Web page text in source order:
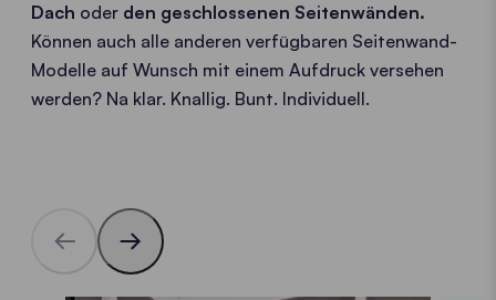
Dach oder den geschlossenen Seitenwänden.
Können auch alle anderen verfügbaren Seitenwand-
Modelle auf Wunsch mit einem Aufdruck versehen
werden? Na klar. Knallig. Bunt. Individuell.